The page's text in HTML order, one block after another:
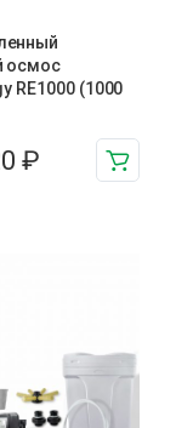
осмос
RE1000 (1000
₽